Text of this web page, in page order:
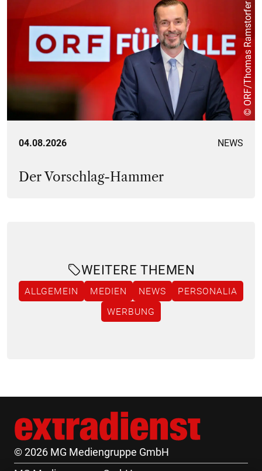
© ORF/Thomas Ramstorfer
04.08.2026 NEWS
Der Vorschlag-Hammer
WEITERE THEMEN
ALLGEMEIN MEDIEN NEWS
PERSONALIA
WERBUNG
© 2026 MG Mediengruppe GmbH